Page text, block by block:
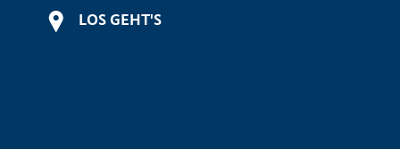
LOS GEHT'S